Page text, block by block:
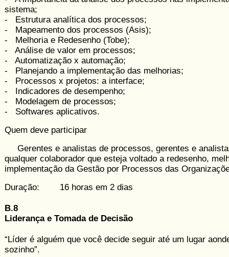
sistema;
- Estrutura analítica dos processos;
- Mapeamento dos processos (Asis);
- Melhoria e Redesenho (Tobe);
- Análise de valor em processos;
- Automatização x automação;
- Planejando a implementação das melhorias;
- Processos x projetos: a interface;
- Indicadores de desempenho;
- Modelagem de processos;
- Softwares aplicativos.
Quem deve participar
Gerentes e analistas de processos, gerentes e
qualquer colaborador que esteja voltado a redesenho,
implementação da Gestão por Pro­cessos das
Duração: 16 horas em 2 dias
B.8
Liderança e Tomada de Decisão
“Líder é alguém que você decide seguir até um lugar
sozinho”.